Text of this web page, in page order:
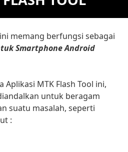
memang berfungsi sebagai
Smartphone Android
MTK Flash Tool ini,
untuk beragam
suatu masalah, seperti
: